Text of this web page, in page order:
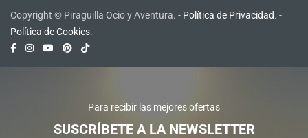
Copyright © Piraguilla Ocio y Aventura. - Política de Privacidad. -
Política de Cookies.
Para recibir las mejores ofertas
SUSCRÍBETE A LA NEWSLETTER